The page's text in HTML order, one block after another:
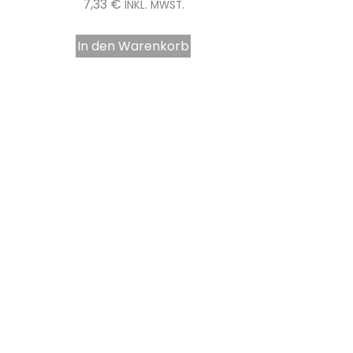
14,24€ INKL. MWST.
In den Warenkorb